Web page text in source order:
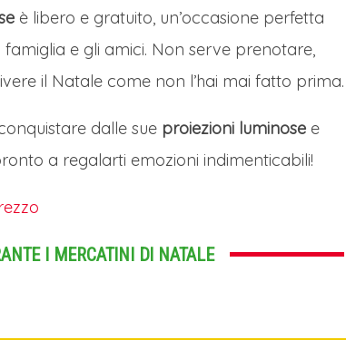
è libero e gratuito, un’occasione perfetta
e gli amici. Non serve prenotare,
il Natale come non l’hai mai fatto prima.
dalle sue proiezioni luminose e
a regalarti emozioni indimenticabili!
I MERCATINI DI NATALE